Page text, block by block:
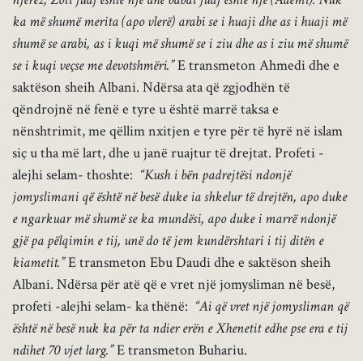
ka më shumë merita (apo vlerë) arabi se i huaji dhe as i huaji më
shumë se arabi, as i kuqi më shumë se i ziu dhe as i ziu më shumë
se i kuqi veçse me devotshmëri.”E transmeton Ahmedi dhe e
saktëson sheih Albani. Ndërsa ata që zgjodhën të
qëndrojnë në fenë e tyre u është marrë taksa e
nënshtrimit, me qëllim nxitjen e tyre për të hyrë në islam
siç u tha më lart, dhe u janë ruajtur të drejtat. Profeti -
alejhi selam- thoshte: “Kush i bën padrejtësi ndonjë
jomyslimani që është në besë duke ia shkelur të drejtën, apo duke
e ngarkuar më shumë se ka mundësi, apo duke i marrë ndonjë
gjë pa pëlqimin e tij, unë do të jem kundërshtari i tij ditën e
kiametit.”E transmeton Ebu Daudi dhe e saktëson sheih
Albani. Ndërsa për atë që e vret një jomysliman në besë,
profeti -alejhi selam- ka thënë: “Ai që vret një jomysliman që
është në besë nuk ka për ta ndier erën e Xhenetit edhe pse era e tij
ndihet 70 vjet larg.”E transmeton Buhariu.